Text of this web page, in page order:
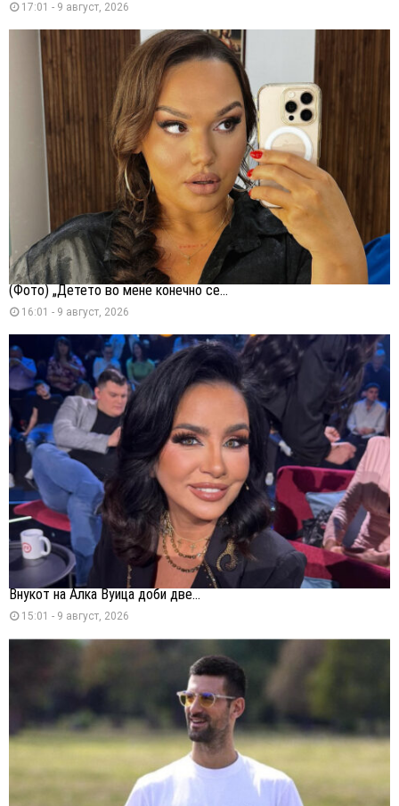
17:01 - 9 август, 2026
(Фото) „Детето во мене конечно се...
16:01 - 9 август, 2026
Внукот на Алка Вуица доби две...
15:01 - 9 август, 2026